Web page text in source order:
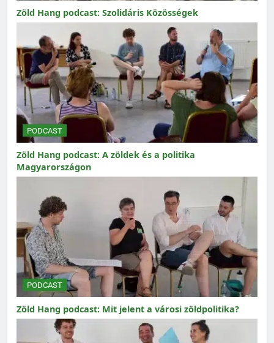
Zöld Hang podcast: Szolidáris Közösségek
PODCAST
Zöld Hang podcast: A zöldek és a politika
Magyarországon
PODCAST
Zöld Hang podcast: Mit jelent a városi zöldpolitika?